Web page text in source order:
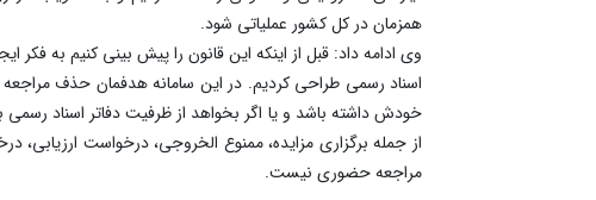
همزمان در کل کشور عملیاتی شود.
وی ادامه داد: قبل از اینکه این قانون را پیش بینی کنیم به فکر
اسناد رسمی طراحی کردیم. در این سامانه هدفمان حذف
خودش داشته باشد و یا اگر بخواهد از ظرفیت دفاتر اسناد رسمی
از جمله برگزاری مزایده، ممنوع الخروجی، درخواست ارزیابی،
مراجعه حضوری نیست.